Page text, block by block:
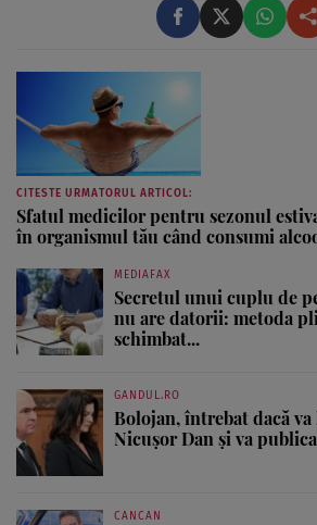
CITESTE URMATORUL ARTICOL:
Sfatul medicilor pentru sezonul
în organismul tău când consumi
MEDIAFAX
Secretul unui cuplu de
nu are datorii: metoda
schimbat...
GANDUL.RO
Bolojan, întrebat dacă
Nicușor Dan și va
CANCAN